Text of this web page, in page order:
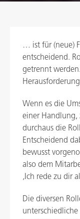
… ist für (neue)
entscheidend.
getrennt
Wenn es die
einer Handlung,
durchaus die
Entscheidend
bewusst
also dem
‚Ich rede zu dir
Die diversen
unterschiedliche